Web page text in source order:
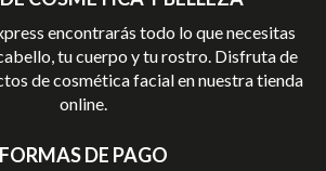
encontrarás todo lo que necesitas
tu cuerpo y tu rostro. Disfruta de
de cosmética facial en nuestra tienda
online.
FORMAS DE PAGO